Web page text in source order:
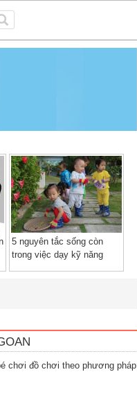
5 nguyên tắc sống còn
trong việc dạy kỹ năng
chơi đồ chơi theo phương pháp